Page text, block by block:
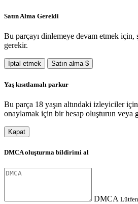
Satın Alma Gerekli
Bu parçayı dinlemeye devam etmek için,
gerekir.
İptal etmek Satın alma $
Yaş kısıtlamalı parkur
Bu parça 18 yaşın altındaki izleyiciler için
onaylamak için bir hesap oluşturun veya
Kapat
DMCA oluşturma bildirimi al
DMCA